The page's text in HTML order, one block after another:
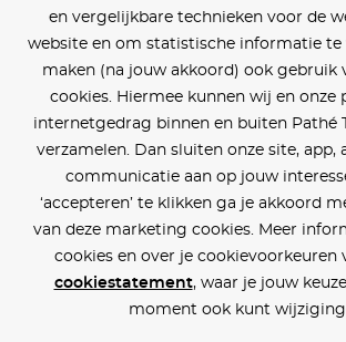
en vergelijkbare technieken voor de
website en om statistische informatie te
maken (na jouw akkoord) ook gebruik
cookies. Hiermee kunnen wij en onze
internetgedrag binnen en buiten Pathé
verzamelen. Dan sluiten onze site, app,
communicatie aan op jouw
‘accepteren’ te klikken ga je akkoord
van deze marketing cookies. Meer
cookies en over je cookievoorkeuren
cookiestatement, waar je jouw
moment ook kunt